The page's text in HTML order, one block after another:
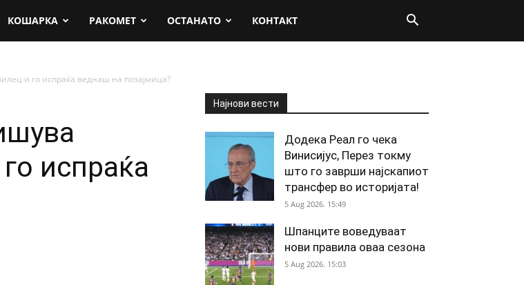
КОШАРКА РАКОМЕТ ОСТАНАТО КОНТАКТ
и го испраќа веднаш на позајмица?
испраќа
Најнови вести
Додека Реал го чека
Винисијус, Перез токму
што го заврши најскапиот
трансфер во историјата!
5 Aug 2026. 15:49
Шпанците воведуваат
нови правила оваа сезона
5 Aug 2026. 15:03